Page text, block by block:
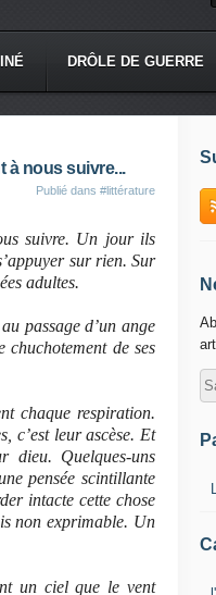
DRÔLE DE GUERRE
à nous suivre...
Publié dans #littérature
suivre. Un jour ils
sur rien. Sur
adultes.
passage d’un ange
chuchotement de ses
chaque respiration.
c’est leur ascèse. Et
dieu. Quelques-uns
pensée scintillante
intacte cette chose
non exprimable. Un
un ciel que le vent